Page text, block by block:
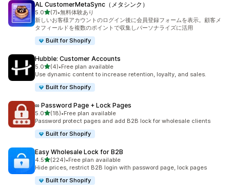
AL CustomerMetaSync（メタシンク）
5.05つ星中
(7)
合計レビュー数：7件
•無料体験あり
新しいお客様アカウントのログイン後に会員登録フォームを表示。顧客メ
タフィールドを複数のポイントで収集しパーソナライズに活用
Built for Shopify
Hubble: Customer Accounts
5.05つ星中
(4)
合計レビュー数：4件
•Free plan available
Use dynamic content to increase retention, loyalty, and sales.
Built for Shopify
∞ Password Page + Lock Pages
5.05つ星中
(18)
合計レビュー数：18件
•Free plan available
Password protect pages and add B2B lock for wholesale clients
Built for Shopify
Easy Wholesale Lock for B2B
4.55つ星中
(224)
合計レビュー数：224件
•Free plan available
Hide prices, restrict B2B login with password page, lock pages
Built for Shopify